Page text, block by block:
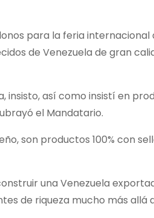
para la feria internacional
de Venezuela de gran
insisto, así como insistí en
el Mandatario.
son productos 100% con
una Venezuela
de riqueza mucho más allá